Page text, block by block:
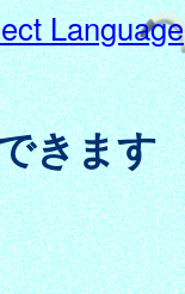
Language
きます